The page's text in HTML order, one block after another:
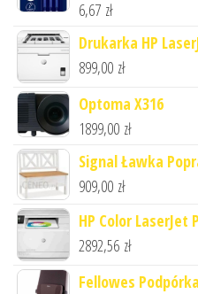
6,67 zł
Drukarka HP
899,00 zł
Optoma X316
1899,00 zł
Signal Ławka
909,00 zł
HP Color LaserJet
2892,56 zł
Fellowes